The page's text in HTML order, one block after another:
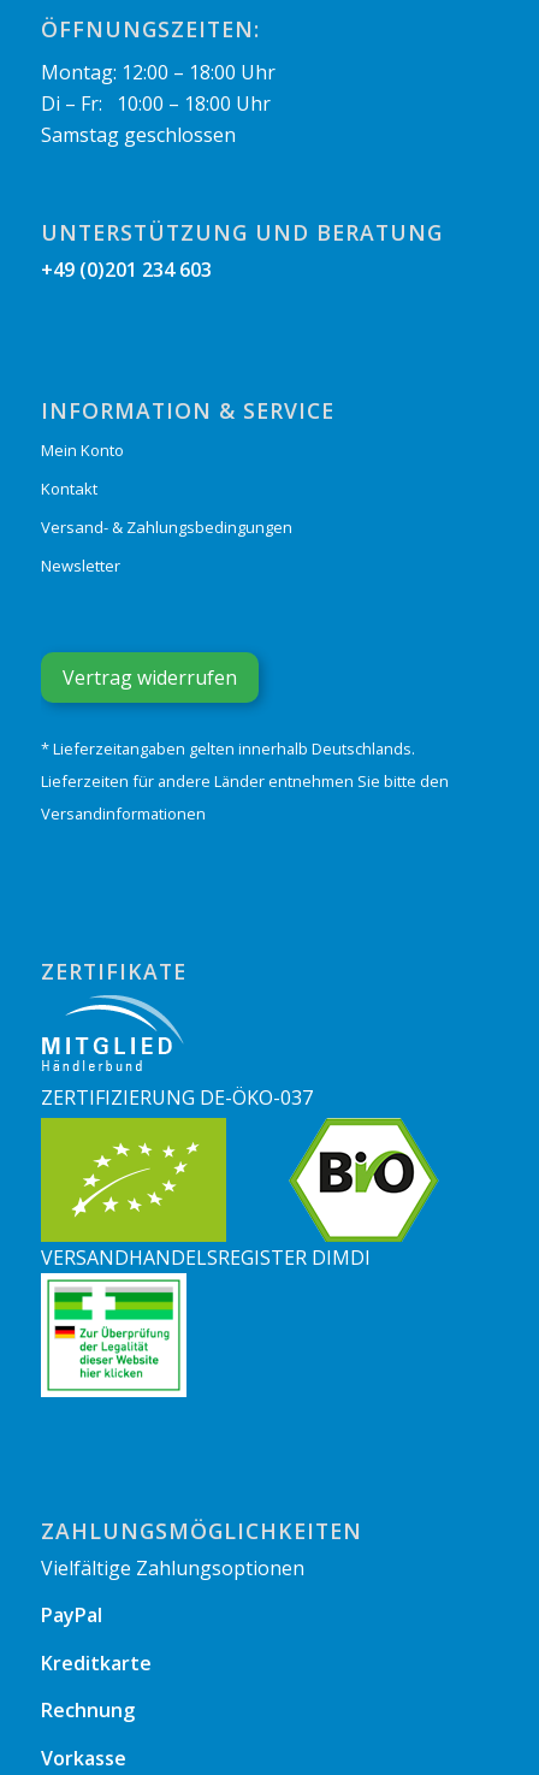
ÖFFNUNGSZEITEN:
Montag: 12:00 – 18:00 Uhr
Di – Fr: 10:00 – 18:00 Uhr
Samstag geschlossen
UNTERSTÜTZUNG UND BERATUNG
+49 (0)201 234 603
INFORMATION & SERVICE
Mein Konto
Kontakt
Versand- & Zahlungsbedingungen
Newsletter
Vertrag widerrufen
* Lieferzeitangaben gelten innerhalb Deutschlands.
Lieferzeiten für andere Länder entnehmen Sie bitte den
Versandinformationen
ZERTIFIKATE
ZERTIFIZIERUNG DE-ÖKO-037
VERSANDHANDELSREGISTER DIMDI
ZAHLUNGSMÖGLICHKEITEN
Vielfältige Zahlungsoptionen
PayPal
Kreditkarte
Rechnung
Vorkasse